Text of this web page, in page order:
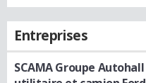
Entreprises
SCAMA Groupe Autohall